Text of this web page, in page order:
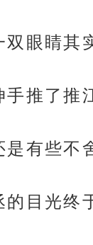
双眼睛其
手推了推
是有些不
的目光终